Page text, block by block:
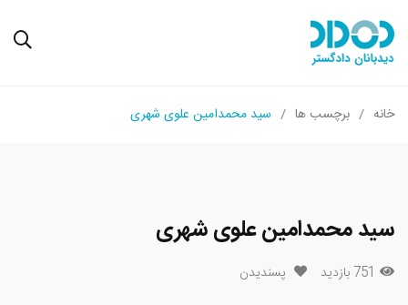
خانه برچسب ها سید محمدامین علوی شهری
سید محمدامین علوی شهری
751 بازدید پسندیدن